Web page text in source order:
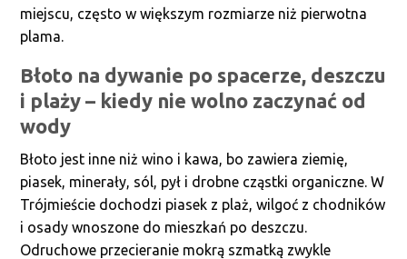
miejscu, często w większym rozmiarze niż pierwotna
plama.
Błoto na dywanie po spacerze, deszczu
i plaży – kiedy nie wolno zaczynać od
wody
Błoto jest inne niż wino i kawa, bo zawiera ziemię,
piasek, minerały, sól, pył i drobne cząstki organiczne. W
Trójmieście dochodzi piasek z plaż, wilgoć z chodników
i osady wnoszone do mieszkań po deszczu.
Odruchowe przecieranie mokrą szmatką zwykle